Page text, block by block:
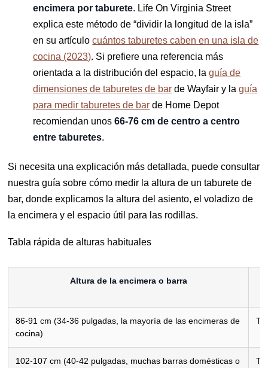
encimera por taburete. Life On Virginia Street
explica este método de “dividir la longitud de la isla”
en su artículocuántos taburetes caben en una isla de
cocina (2023). Si prefiere una referencia más
orientada a la distribución del espacio, laguía de
dimensiones de taburetes de bar de Wayfair y laguía
para medir taburetes de bar de Home Depot
recomiendan unos66-76 cm de centro a centro
entre taburetes.
Si necesita una explicación más detallada, puede consultar
nuestra guía sobre cómo medir la altura de un taburete de
bar, donde explicamos la altura del asiento, el voladizo de
la encimera y el espacio útil para las rodillas.
Tabla rápida de alturas habituales
Altura de la encimera o barra
86-91 cm (34-36 pulgadas, la mayoría de las encimeras de
cocina)
102-107 cm (40-42 pulgadas, muchas barras domésticas o